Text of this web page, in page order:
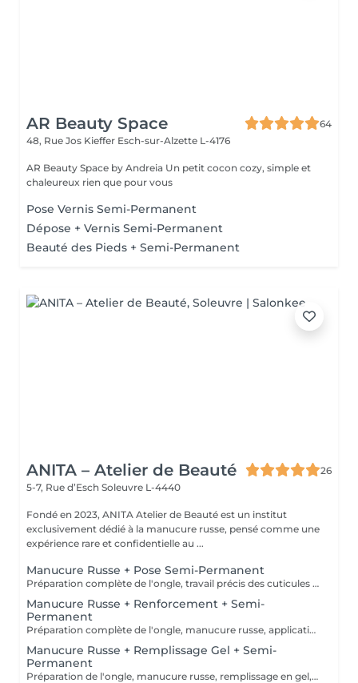
AR Beauty Space
64
48, Rue Jos Kieffer Esch-sur-Alzette L-4176
AR Beauty Space by Andreia Un petit cocon cozy, simple et
chaleureux rien que pour vous
Pose Vernis Semi-Permanent
Dépose + Vernis Semi-Permanent
Beauté des Pieds + Semi-Permanent
ANITA – Atelier de Beauté
26
5-7, Rue d’Esch Soleuvre L-4440
Fondé en 2023, ANITA Atelier de Beauté est un institut
exclusivement dédié à la manucure russe, pensé comme une
expérience rare et confidentielle au ...
Manucure Russe + Pose Semi-Permanent
Préparation complète de l'ongle, travail précis des cuticules en manucure russe, puis pose d'une base, du vernis semi-permanent et d'un top coat pour un résultat net, brillant et longue tenue.
Manucure Russe + Renforcement + Semi-
Permanent
Préparation complète de l'ongle, manucure russe, application d'un renfort avec base teintée naturelle, puis pose du vernis semi-permanent et du top coat pour une finition nette et durable.
Manucure Russe + Remplissage Gel + Semi-
Permanent
Préparation de l'ongle, manucure russe, remplissage en gel, puis pose du semi-permanent et du top coat pour un rendu net et durable.